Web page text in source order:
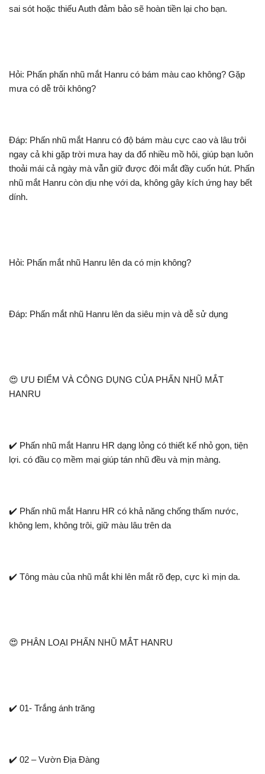
sai sót hoặc thiếu Auth đảm bảo sẽ hoàn tiền lại cho bạn.
Hỏi: Phấn phấn nhũ mắt Hanru có bám màu cao không? Gặp
mưa có dễ trôi không?
Đáp: Phấn nhũ mắt Hanru có độ bám màu cực cao và lâu trôi
ngay cả khi gặp trời mưa hay da đổ nhiều mồ hôi, giúp bạn luôn
thoải mái cả ngày mà vẫn giữ được đôi mắt đầy cuốn hút. Phấn
nhũ mắt Hanru còn dịu nhẹ với da, không gây kích ứng hay bết
dính.
Hỏi: Phấn mắt nhũ Hanru lên da có mịn không?
Đáp: Phấn mắt nhũ Hanru lên da siêu mịn và dễ sử dụng
😍 ƯU ĐIỂM VÀ CÔNG DỤNG CỦA PHẤN NHŨ MẮT
HANRU
✔️ Phấn nhũ mắt Hanru HR dạng lỏng có thiết kế nhỏ gọn, tiện
lợi. có đầu cọ mềm mại giúp tán nhũ đều và mịn màng.
✔️ Phấn nhũ mắt Hanru HR có khả năng chống thấm nước,
không lem, không trôi, giữ màu lâu trên da
✔️ Tông màu của nhũ mắt khi lên mắt rõ đẹp, cực kì mịn da.
😍 PHÂN LOẠI PHẤN NHŨ MẮT HANRU
✔️ 01- Trắng ánh trăng
✔️ 02 – Vườn Địa Đàng